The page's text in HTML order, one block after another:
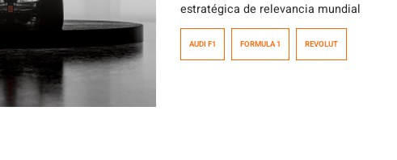
estratégica de relevancia mundial
AUDI F1 FORMULA 1 REVOLUT